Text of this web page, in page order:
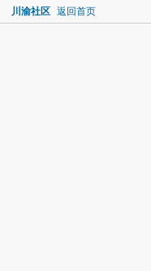
川渝社区 返回首页